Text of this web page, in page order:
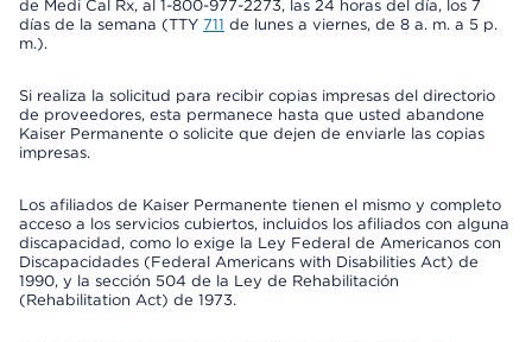
de Medi Cal Rx, al 1-800-977-2273, las 24 horas del día, los 7
días de la semana (TTY 711 de lunes a viernes, de 8 a. m. a 5 p.
m.).
Si realiza la solicitud para recibir copias impresas del directorio
de proveedores, esta permanece hasta que usted abandone
Kaiser Permanente o solicite que dejen de enviarle las copias
impresas.
Los afiliados de Kaiser Permanente tienen el mismo y completo
acceso a los servicios cubiertos, incluidos los afiliados con alguna
discapacidad, como lo exige la Ley Federal de Americanos con
Discapacidades (Federal Americans with Disabilities Act) de
1990, y la sección 504 de la Ley de Rehabilitación
(Rehabilitation Act) de 1973.